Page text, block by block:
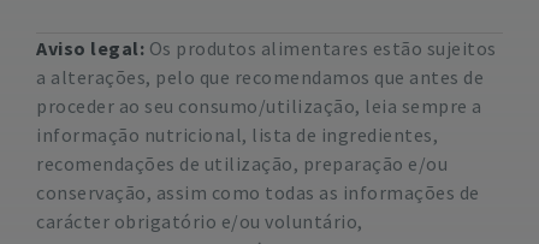
Aviso legal: Os produtos alimentares estão sujeitos
a alterações, pelo que recomendamos que antes de
proceder ao seu consumo/utilização, leia sempre a
informação nutricional, lista de ingredientes,
recomendações de utilização, preparação e/ou
conservação, assim como todas as informações de
carácter obrigatório e/ou voluntário,